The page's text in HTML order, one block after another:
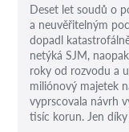
Deset let soudů o
a neuvěřitelným
dopadl
netýká SJM,
roky od rozvodu a
miliónový majetek
vyprscovala návrh
tisíc korun. Jen